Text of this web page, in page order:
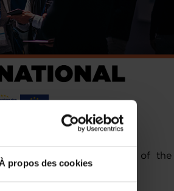
propos des cookies
you about the 3rd edition of the
Luxembourg